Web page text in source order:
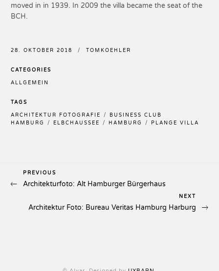
moved in in 1939. In 2009 the villa became the seat of the
BCH.
28. OKTOBER 2018 TOMKOEHLER
CATEGORIES
ALLGEMEIN
TAGS
ARCHITEKTUR FOTOGRAFIE
BUSINESS CLUB
HAMBURG
ELBCHAUSSEE HAMBURG PLANGE VILLA
Beitragsnavigation
Previous
Post
PREVIOUS
Architekturfoto: Alt Hamburger Bürgerhaus
Post
NEXT
Architektur Foto: Bureau Veritas Hamburg Harburg